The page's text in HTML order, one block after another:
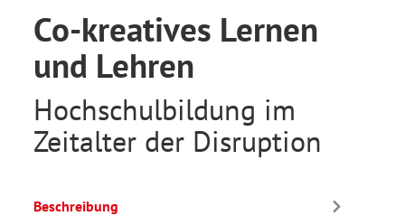
Co-kreatives Lernen
und Lehren
Hochschulbildung im
Zeitalter der Disruption
Beschreibung